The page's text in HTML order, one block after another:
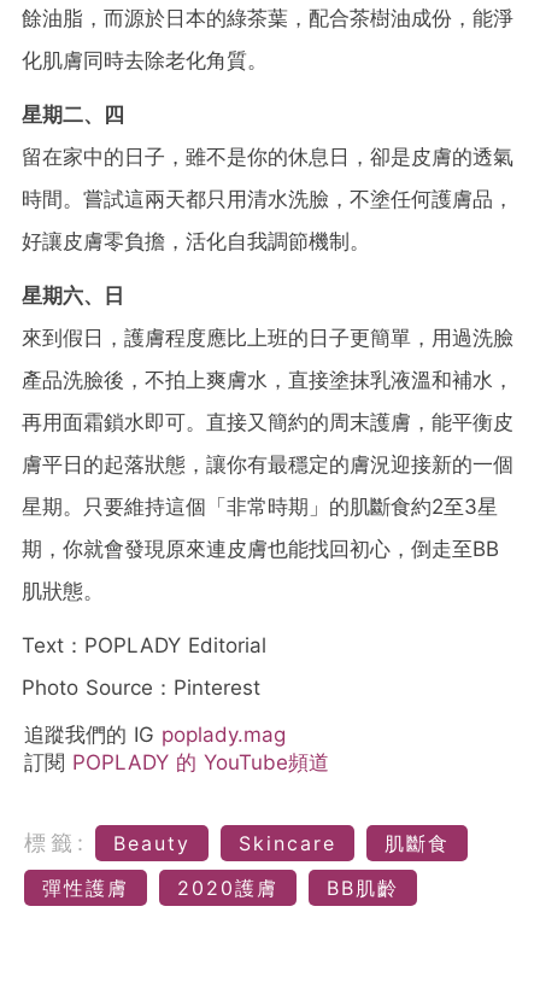
餘油脂，而源於日本的綠茶葉，配合茶樹油成份，能淨
化肌膚同時去除老化角質。
星期二、四
留在家中的日子，雖不是你的休息日，卻是皮膚的透氣
時間。嘗試這兩天都只用清水洗臉，不塗任何護膚品，
好讓皮膚零負擔，活化自我調節機制。
星期六、日
來到假日，護膚程度應比上班的日子更簡單，用過洗臉
產品洗臉後，不拍上爽膚水，直接塗抹乳液溫和補水，
再用面霜鎖水即可。直接又簡約的周末護膚，能平衡皮
膚平日的起落狀態，讓你有最穩定的膚況迎接新的一個
星期。只要維持這個「非常時期」的肌斷食約2至3星
期，你就會發現原來連皮膚也能找回初心，倒走至BB
肌狀態。
Text：POPLADY Editorial
Photo Source：Pinterest
追蹤我們的 IG poplady.mag
訂閱 POPLADY 的 YouTube頻道
標籤: Beauty Skincare
肌斷食
彈性護膚
2020護膚 BB肌齡